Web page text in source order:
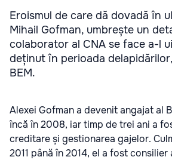
Eroismul de care dă dovadă în
Mihail Gofman, umbrește un
colaborator al CNA se face a-l
deținut în perioada
BEM.
Alexei Gofman a devenit angajat al
încă în 2008, iar timp de trei ani a
creditare și gestionarea gajelor.
2011 până în 2014, el a fost